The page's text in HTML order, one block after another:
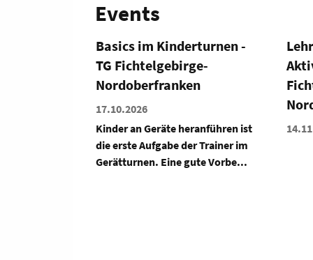
Events
Lehrgang Älter werden -
Aktiv bleiben im TG
Fichtelgebirge-
Nordoberfranken
14.11.2026